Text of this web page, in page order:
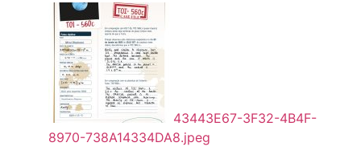
43443E67-3F32-4B4F-
8970-738A14334DA8.jpeg